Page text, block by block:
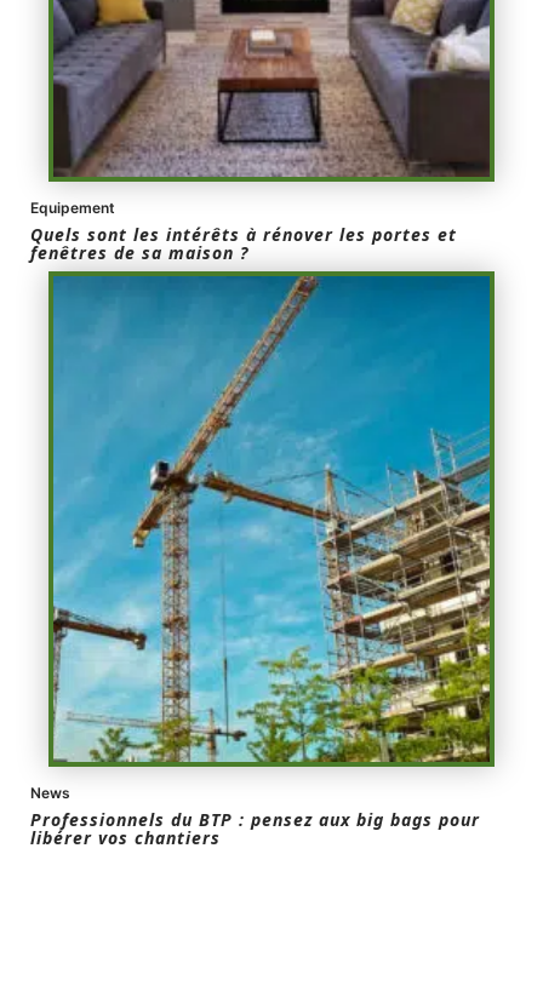
Equipement
Quels sont les intérêts à rénover les portes et
fenêtres de sa maison ?
News
Professionnels du BTP : pensez aux big bags pour
libérer vos chantiers